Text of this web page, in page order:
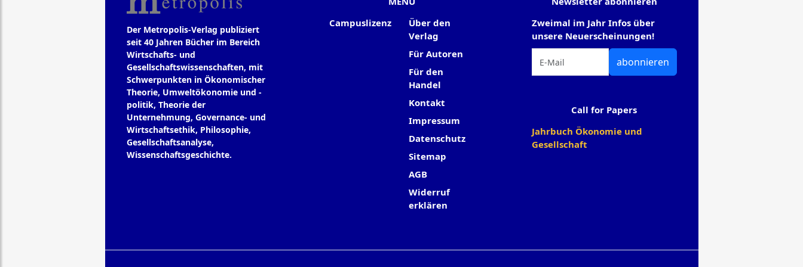
Der Metropolis-Verlag publiziert
seit 40 Jahren Bücher im Bereich
Wirtschafts- und
Gesellschaftswissenschaften, mit
Schwerpunkten in Ökonomischer
Theorie, Umweltökonomie und -
politik, Theorie der
Unternehmung, Governance- und
Wirtschaftsethik, Philosophie,
Gesellschaftsanalyse,
Wissenschaftsgeschichte.
Campuslizenz
Über den
Verlag
Für Autoren
Für den
Handel
Kontakt
Impressum
Datenschutz
Sitemap
AGB
Widerruf
erklären
Zweimal im Jahr Infos über
unsere Neuerscheinungen!
abonnieren
Call for Papers
Jahrbuch Ökonomie und
Gesellschaft